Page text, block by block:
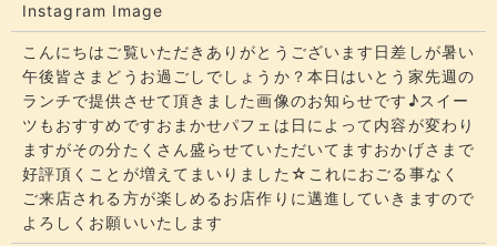
Instagram Image
こんにちはご覧いただきありがとうございます​​​日差しが暑い
午後皆さまどうお過ごしでしょうか？​​​本日はいとう家先週の
ランチで提供させて頂きました画像のお知らせです♪スイー
ツもおすすめですおまかせパフェは日によって内容が変わり
ますがその分たくさん盛らせていただいてます​​​おかげさまで
好評頂くことが増えてまいりました☆​​これにおごる事なく
ご来店される方が楽しめるお店作りに邁進していきますので
よろしくお願いいたします